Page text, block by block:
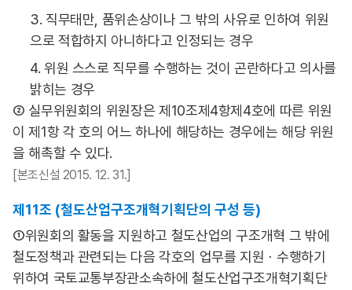
3. 직무태만, 품위손상이나 그 밖의 사유로 인하여 위원
으로 적합하지 아니하다고 인정되는 경우
4. 위원 스스로 직무를 수행하는 것이 곤란하다고 의사를
밝히는 경우
② 실무위원회의 위원장은 제10조제4항제4호에 따른 위원
이 제1항 각 호의 어느 하나에 해당하는 경우에는 해당 위원
을 해촉할 수 있다.
[본조신설 2015. 12. 31.]
제11조 (철도산업구조개혁기획단의 구성 등)
①위원회의 활동을 지원하고 철도산업의 구조개혁 그 밖에
철도정책과 관련되는 다음 각호의 업무를 지원ㆍ수행하기
위하여 국토교통부장관소속하에 철도산업구조개혁기획단